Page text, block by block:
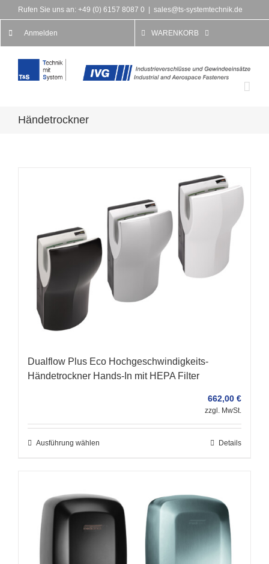
Rufen Sie uns an: +49 (0) 6157 8087 0 sales@ts-systemtechnik.de
Anmelden WARENKORB
Händetrockner
Dualflow Plus Eco Hochgeschwindigkeits-
Händetrockner Hands-In mit HEPA Filter
662,00 €
zzgl. MwSt.
Ausführung wählen Details